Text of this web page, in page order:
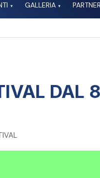
▾ GALLERIA ▾
DAL 8